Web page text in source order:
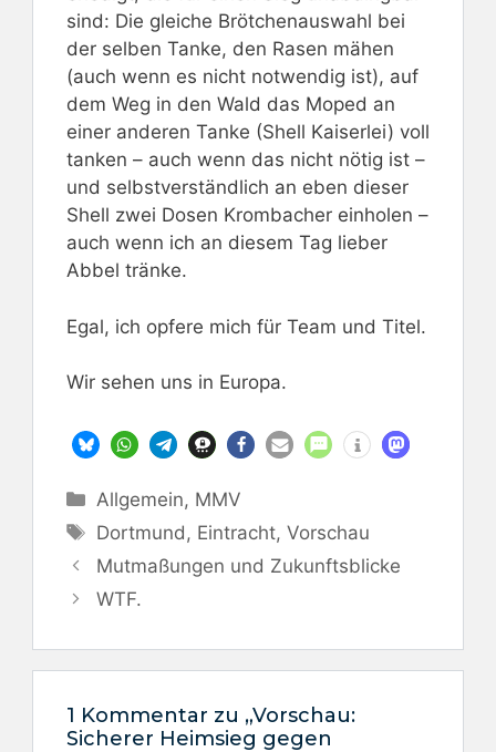
sind: Die gleiche Brötchenauswahl bei
der selben Tanke, den Rasen mähen
(auch wenn es nicht notwendig ist), auf
dem Weg in den Wald das Moped an
einer anderen Tanke (Shell Kaiserlei) voll
tanken – auch wenn das nicht nötig ist –
und selbstverständlich an eben dieser
Shell zwei Dosen Krombacher einholen –
auch wenn ich an diesem Tag lieber
Abbel tränke.
Egal, ich opfere mich für Team und Titel.
Wir sehen uns in Europa.
Kategorien
Allgemein, MMV
Schlagwörter
Dortmund , Eintracht,Vorschau
Mutmaßungen und Zukunftsblicke
WTF.
1 Kommentar zu „Vorschau:
Sicherer Heimsieg gegen